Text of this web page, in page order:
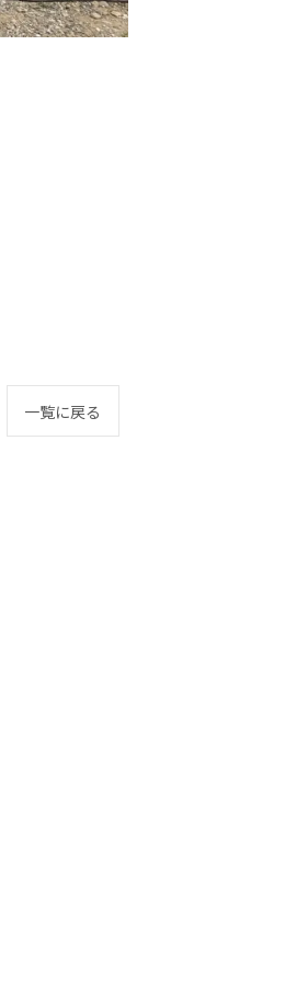
一覧に戻る